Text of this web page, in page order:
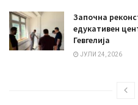
Започна
едукативен
Гевгелија
ЈУЛИ 24, 2026